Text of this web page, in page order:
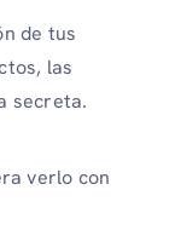
de tus
las
secreta.
verlo con